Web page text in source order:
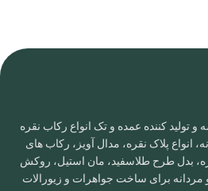
کننده عمده و تک انواع رکاب نقره
انواع پلاک نقره، مدال آویز، رکاب های
بدل طرح طلاسفید، مان استیل، روکش
مردانه برای ساخت جواهرات و زیورالات